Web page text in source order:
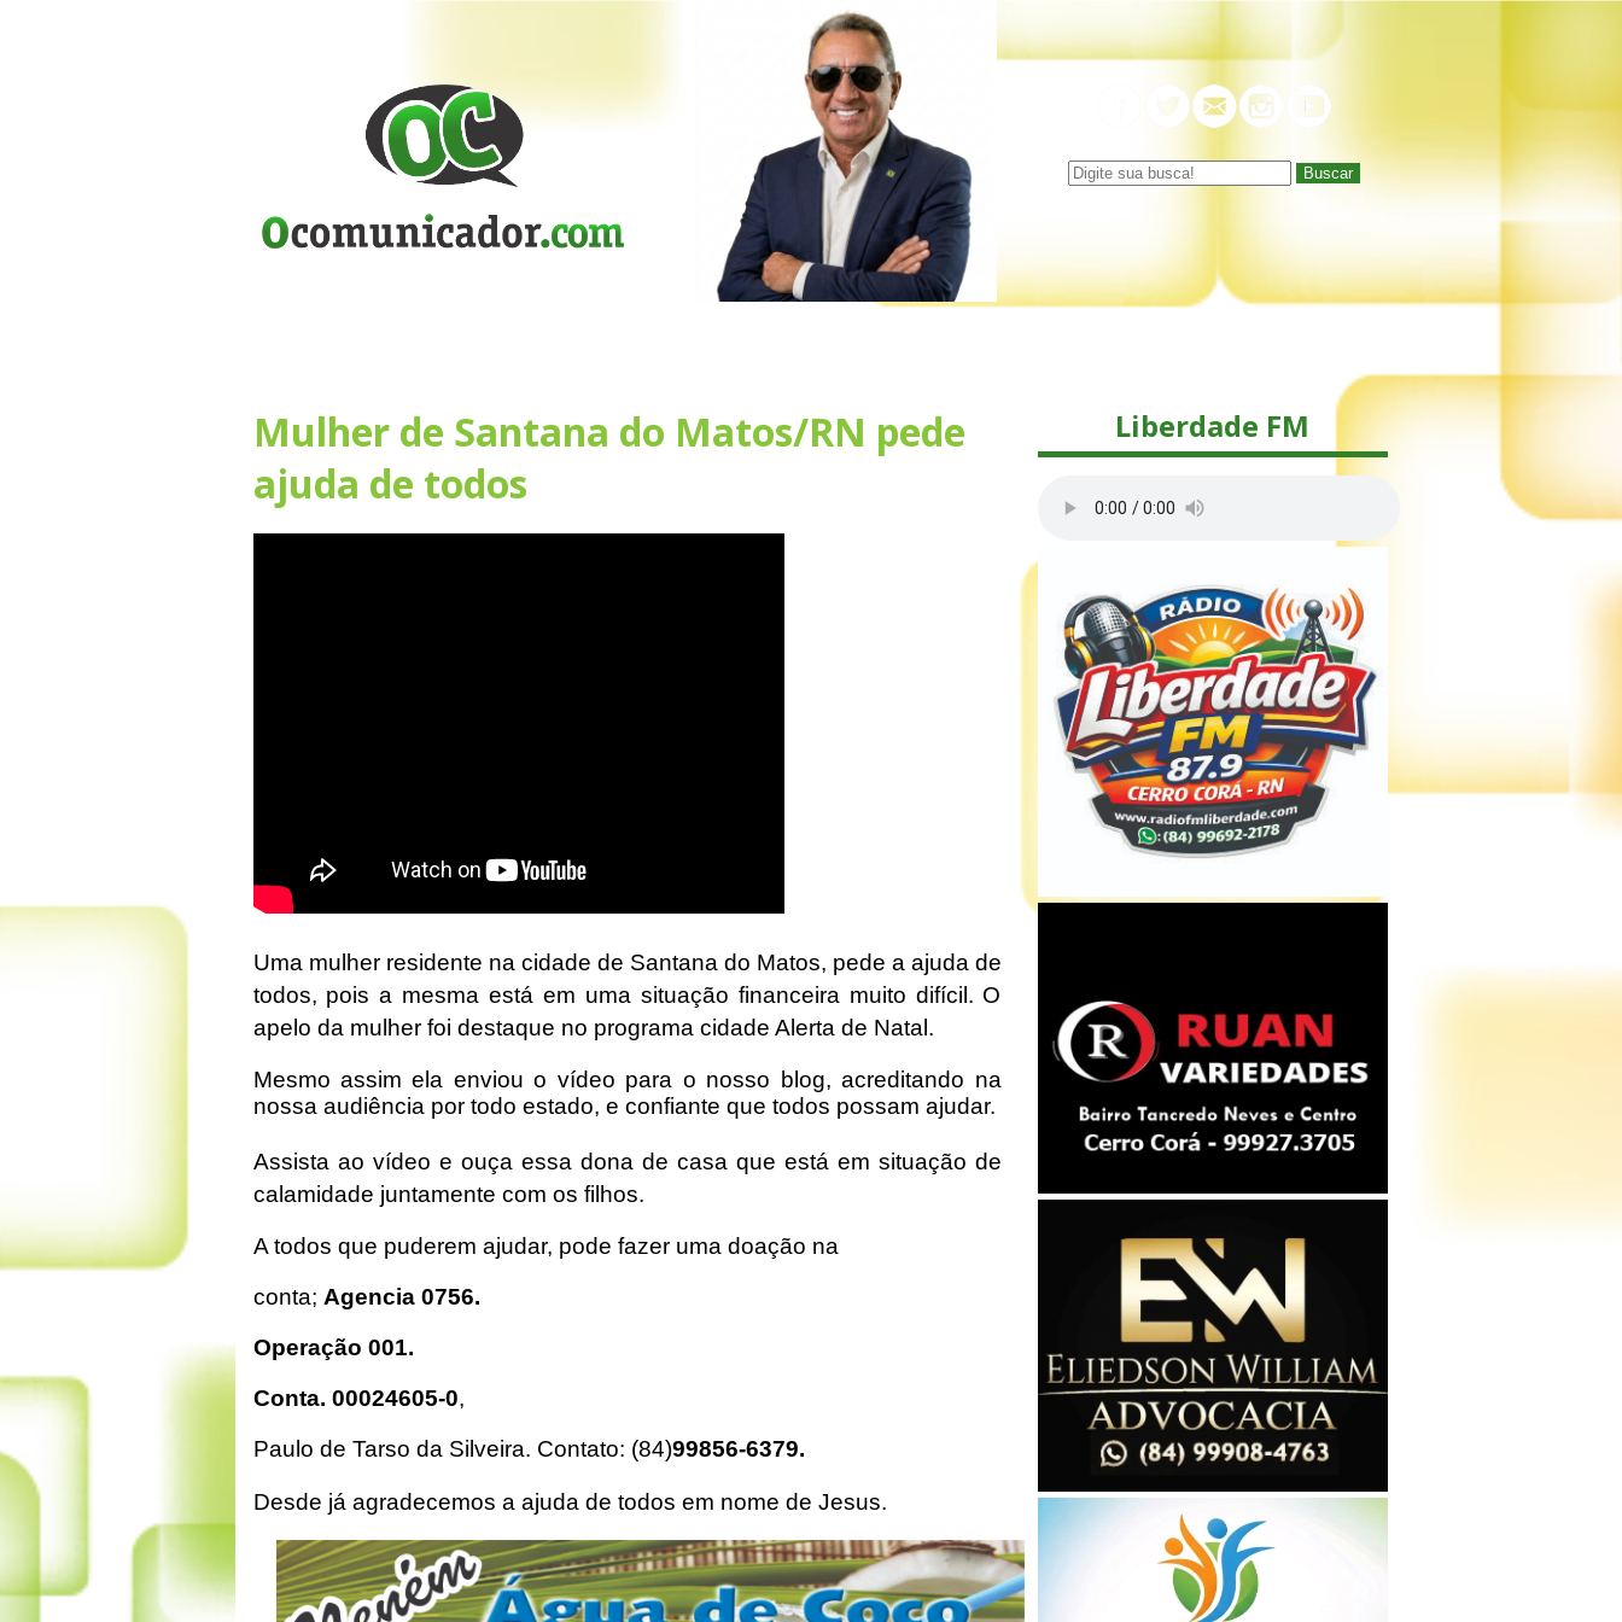
Buscar
Mulher de Santana do Matos/RN pede
ajuda de todos
Uma mulher residente na cidade de Santana do Matos, pede a ajuda de
todos, pois a mesma está em uma situação financeira muito difícil. O
apelo da mulher foi destaque no programa cidade Alerta de Natal.
Mesmo assim ela enviou o vídeo para o nosso blog, acreditando na
nossa audiência por todo estado, e confiante que todos possam ajudar.
Assista ao vídeo e ouça essa dona de casa que está em situação de
calamidade juntamente com os filhos.
A todos que puderem ajudar, pode fazer uma doação na
conta; Agencia 0756.
Operação 001.
Conta. 00024605-0,
Paulo de Tarso da Silveira. Contato: (84)99856-6379.
Desde já agradecemos a ajuda de todos em nome de Jesus.
Liberdade FM